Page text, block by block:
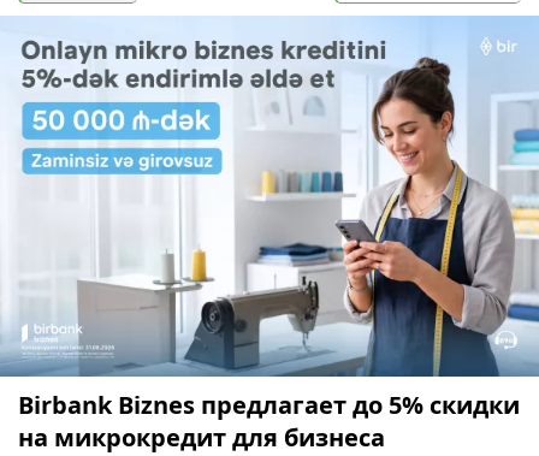
Birbank Biznes предлагает до 5% скидки
на микрокредит для бизнеса